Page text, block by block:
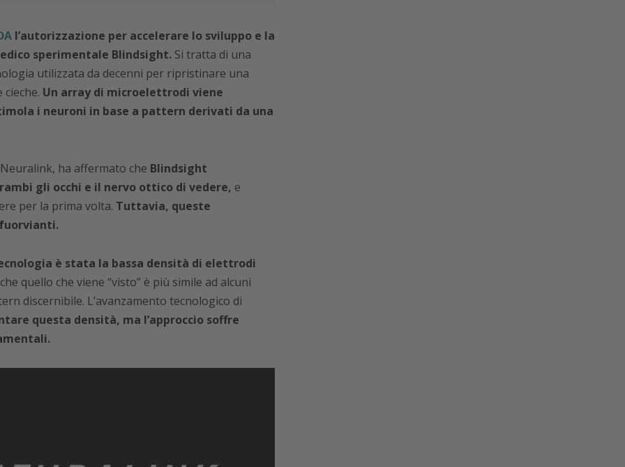
l’autorizzazione per accelerare lo sviluppo e la
sperimentale Blindsight.Si tratta di una
utilizzata da decenni per ripristinare una
Un array di microelettrodi viene
i neuroni in base a pattern derivati da una
ha affermato che Blindsight
gli occhi e il nervo ottico di vedere, e
per la prima volta. Tuttavia, queste
è stata la bassa densità di elettrodi
quello che viene “visto” è più simile ad alcuni
discernibile. L’avanzamento tecnologico di
questa densità, ma l’approccio soffre